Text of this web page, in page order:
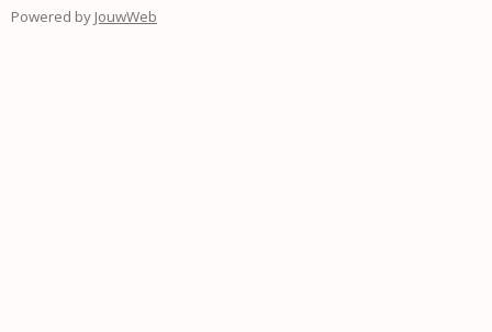
k
a
Powered by JouwWeb